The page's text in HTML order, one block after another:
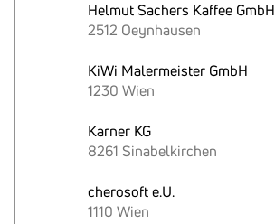
Helmut Sachers Kaffee GmbH
2512 Oeynhausen
KiWi Malermeister GmbH
1230 Wien
Karner KG
8261 Sinabelkirchen
cherosoft e.U.
1110 Wien